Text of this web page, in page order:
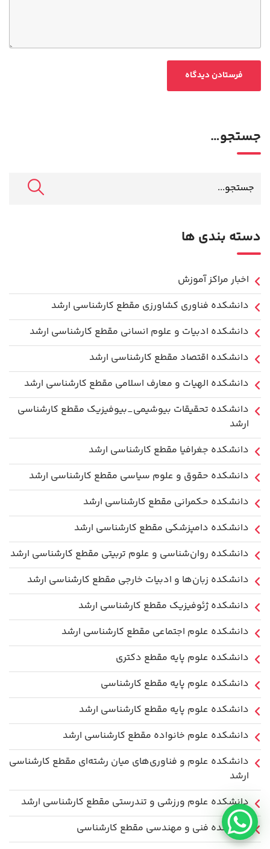
جستجو…
دسته بندی ها
اخبار مراکز آموزش
دانشكده فناوري كشاورزی مقطع کارشناسی ارشد
دانشکده ادبیات و علوم انسانی مقطع کارشناسی ارشد
دانشکده اقتصاد مقطع کارشناسی ارشد
دانشکده الهیات و معارف اسلامی مقطع کارشناسی ارشد
دانشکده تحقیقات بیوشیمی_بیوفیزیک مقطع کارشناسی
ارشد
دانشکده جغرافیا مقطع کارشناسی ارشد
دانشکده حقوق و علوم سیاسی مقطع کارشناسی ارشد
دانشکده حکمرانی مقطع کارشناسی ارشد
دانشکده دامپزشکی مقطع کارشناسی ارشد
دانشکده روان‌شناسی و علوم تربیتی مقطع کارشناسی ارشد
دانشکده زبان‌ها و ادبیات خارجی مقطع کارشناسی ارشد
دانشکده ژئوفیزیک مقطع کارشناسی ارشد
دانشکده علوم اجتماعی مقطع کارشناسی ارشد
دانشکده علوم پایه مقطع دکتری
دانشکده علوم پایه مقطع کارشناسی
دانشکده علوم پایه مقطع کارشناسی ارشد
دانشکده علوم خانواده مقطع کارشناسی ارشد
دانشکده علوم و فناوری‌های میان رشته‌ای مقطع کارشناسی
ارشد
دانشکده علوم ورزشی و تندرستی مقطع کارشناسی ارشد
دانشکده فنی و مهندسی مقطع کارشناسی